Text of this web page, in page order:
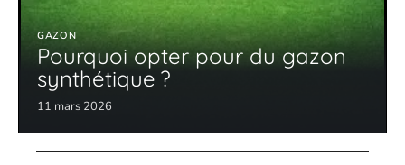
GAZON
Pourquoi opter pour du gazon
synthétique ?
11 mars 2026